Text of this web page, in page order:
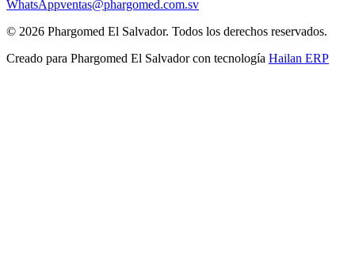
WhatsAppventas@phargomed.com.sv
© 2026 Phargomed El Salvador. Todos los derechos reservados.
Creado para Phargomed El Salvadorcon tecnología Hailan ERP